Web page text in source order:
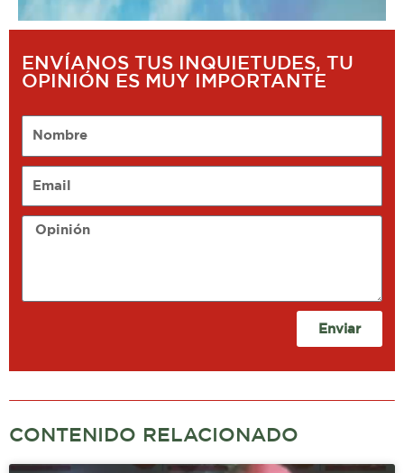
ENVÍANOS TUS INQUIETUDES, TU
OPINIÓN ES MUY IMPORTANTE
Opinión
Enviar
CONTENIDO RELACIONADO